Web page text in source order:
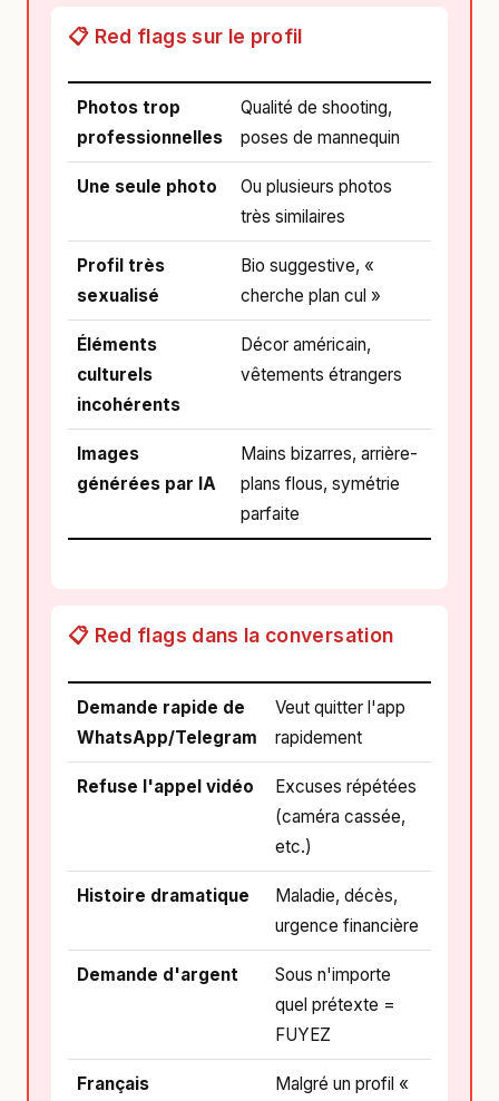
📋 Red flags sur le profil
Photos trop
professionnelles
Qualité de shooting,
poses de mannequin
Une seule photo
Ou plusieurs photos
très similaires
Profil très
sexualisé
Bio suggestive, «
cherche plan cul »
Éléments
culturels
incohérents
Décor américain,
vêtements étrangers
Images
générées par IA
Mains bizarres, arrière-
plans flous, symétrie
parfaite
📋 Red flags dans la conversation
Demande rapide de
WhatsApp/Telegram
Veut quitter l'app
rapidement
Refuse l'appel vidéo
Excuses répétées
(caméra cassée,
etc.)
Histoire dramatique
Maladie, décès,
urgence financière
Demande d'argent
Sous n'importe
quel prétexte =
FUYEZ
Français
Malgré un profil «